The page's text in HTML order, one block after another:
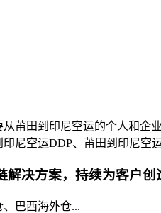
莆田到印尼空运的个人和企
尼空运DDP、莆田到印尼空
决方案，持续为客户创
巴西海外仓...